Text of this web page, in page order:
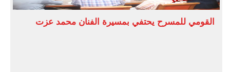
القومي للمسرح يحتفي بمسيرة الفنان محمد عزت